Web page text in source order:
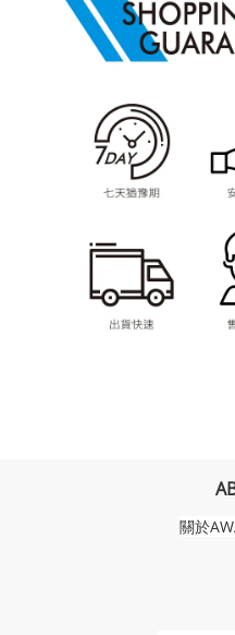
關於